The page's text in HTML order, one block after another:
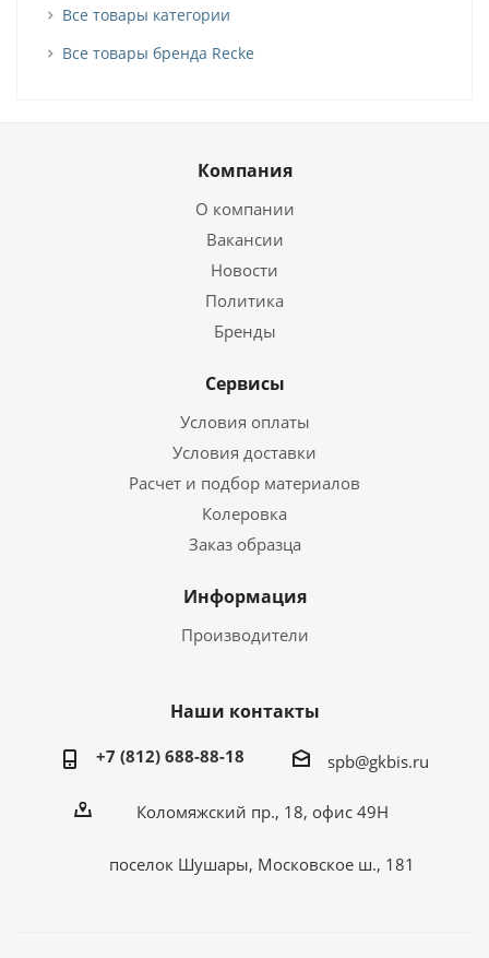
Все товары категории
Все товары бренда Recke
Компания
О компании
Вакансии
Новости
Политика
Бренды
Сервисы
Условия оплаты
Условия доставки
Расчет и подбор материалов
Колеровка
Заказ образца
Информация
Производители
Наши контакты
+7 (812) 688-88-18 spb@gkbis.ru
Коломяжский пр., 18, офис 49Н
поселок Шушары, Московское ш., 181